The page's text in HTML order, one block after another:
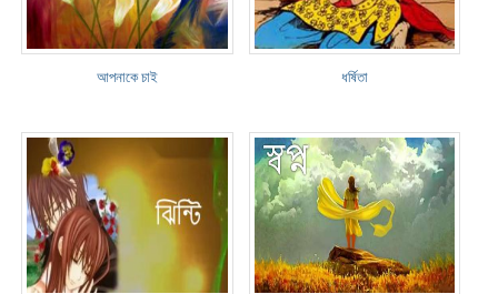
আপনাকে চাই ধর্ষিতা